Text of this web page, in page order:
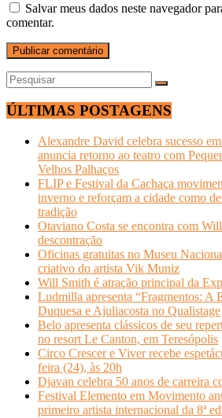
Salvar meus dados neste navegador
comentar.
ÚLTIMAS POSTAGENS
Alexandre David celebra sucesso
anuncia retorno ao teatro com
Velhos Palhaços
FLIP e Festival da Cachaça
inverno e reforçam a cidade como
tradição
Otaviano Costa se encontra com
descontração
Oficinas gratuitas no Museu
criativo do artista Vik Muniz
Will Smith é atração principal da
Ludmilla apresenta “Fragmentos: A
Duquesa e Ajuliacosta no Qualistage
Belo apresenta clássicos de seu
no resort Le Canton, em Teresópolis
Circo Crescer e Viver recebe
feira (24), às 20h
Djavan celebra 50 anos de carreira
Festival Elemento em Movimento
primeiro artista internacional da 8ª